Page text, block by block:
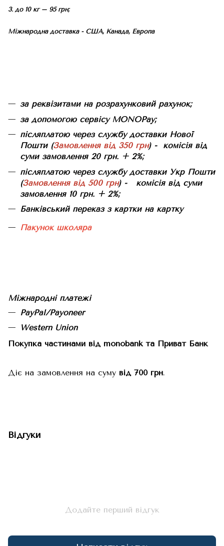
3. до 10 кг – 95 грн;
Міжнародна доставка - США, Канада, Европа
за реквізитами на розрахунковий рахунок;
за допомогою сервісу MONOPay;
післяплатою через службу доставки Нової
Пошти (Замовлення від 350 грн) - комісія від
суми замовлення 20 грн. + 2%;
післяплатою через службу доставки Укр Пошти
(Замовлення від 500 грн) - комісія від суми
замовлення 10 грн. + 2%;
Банківський переказ з картки на картку
Пакунок школяра
Міжнародні платежі
PayPal/Payoneer
Western Union
Покупка частинами від monobank та Приват Банк
Діє на замовлення на суму від 700 грн.
Відгуки
Додайте перший відгук